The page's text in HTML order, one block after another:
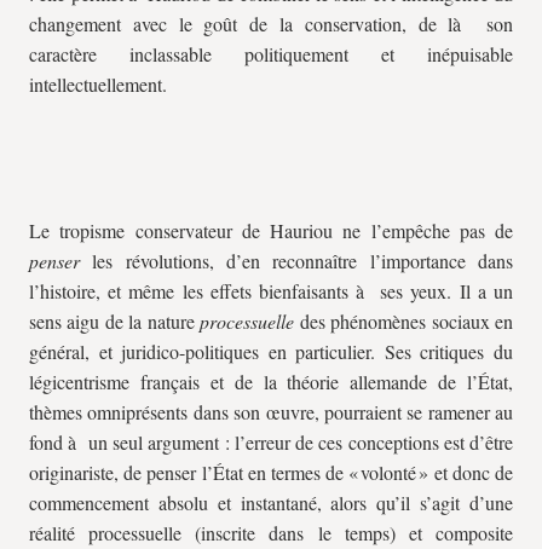
changement avec le goût de la conservation, de là son
caractère inclassable politiquement et inépuisable
intellectuellement.
Le tropisme conservateur de Hauriou ne l’empêche pas de
penserles révolutions, d’en reconnaître l’importance dans
l’histoire, et même les effets bienfaisants à ses yeux. Il a un
sens aigu de la natureprocessuelle des phénomènes sociaux en
général, et juridico-politiques en particulier. Ses critiques du
légicentrisme français et de la théorie allemande de l’État,
thèmes omniprésents dans son œuvre, pourraient se ramener au
fond à un seul argument : l’erreur de ces conceptions est d’être
originariste, de penser l’État en termes de « volonté » et donc de
commencement absolu et instantané, alors qu’il s’agit d’une
réalité processuelle (inscrite dans le temps) et composite